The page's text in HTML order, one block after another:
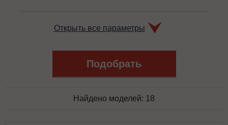
Открыть все параметры
Найдено моделей: 18